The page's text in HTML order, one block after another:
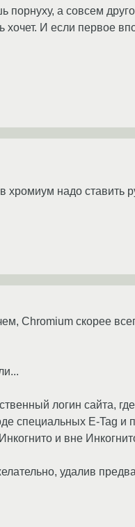
а совсем
хочет. И если первое
хромиум надо ставить
Chromium скорее
логин сайта,
специальных E-Tag и
и вне
удалив